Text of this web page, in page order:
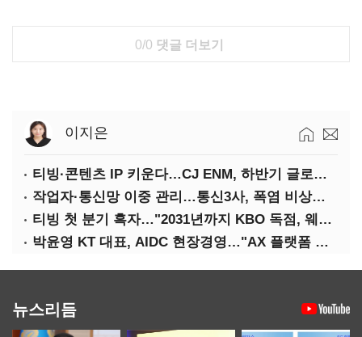
0/0 댓글 더보기
이지은
티빙·콘텐츠 IP 키운다…CJ ENM, 하반기 글로벌 확장 가속
작업자·통신망 이중 관리…통신3사, 폭염 비상대응 돌입
티빙 첫 분기 흑자…"2031년까지 KBO 독점, 웨이브 합병도 속도"
박윤영 KT 대표, AIDC 현장경영…"AX 플랫폼 핵심 인프라로 키운다"
뉴스리듬